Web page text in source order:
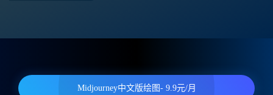
Midjourney中文版绘图- 9.9元/月